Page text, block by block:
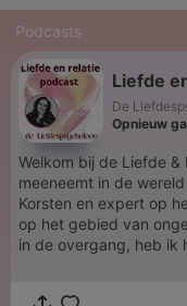
Podcasts
Liefde
De
Opnieuw
Welkom bij de Liefde
meeneemt in de
Korsten en expert op
op het gebied van
in de overgang, heb ik het
weten over het dating-